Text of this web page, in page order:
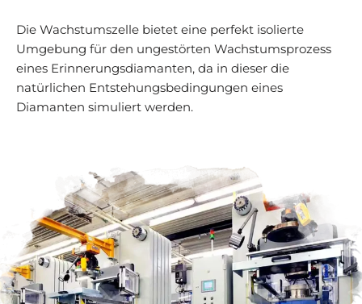
Die Wachstumszelle bietet eine perfekt isolierte
Umgebung für den ungestörten Wachstumsprozess
eines Erinnerungsdiamanten, da in dieser die
natürlichen Entstehungsbedingungen eines
Diamanten simuliert werden.